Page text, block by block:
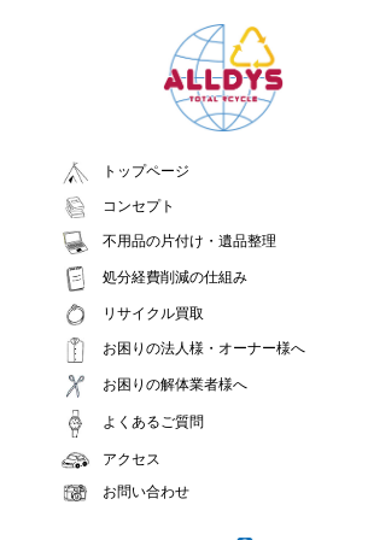
トップページ
コンセプト
不用品の片付け・遺品整理
処分経費削減の仕組み
リサイクル買取
お困りの法人様・オーナー様へ
お困りの解体業者様へ
よくあるご質問
アクセス
お問い合わせ